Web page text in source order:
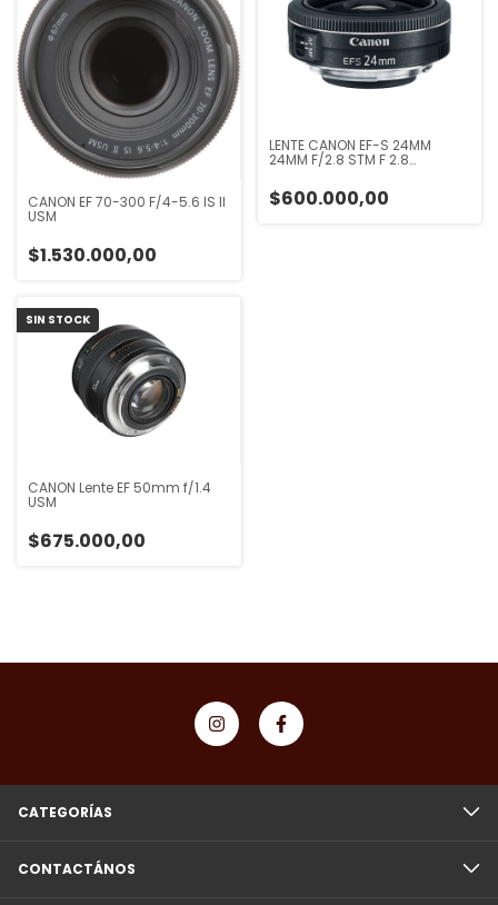
CANON EF 70-300 F/4-5.6 IS II
USM
$1.530.000,00
LENTE CANON EF-S 24MM
24MM F/2.8 STM F 2.8
$600.000,00
SIN STOCK
CANON Lente EF 50mm f/1.4
USM
$675.000,00
CATEGORÍAS
CONTACTÁNOS